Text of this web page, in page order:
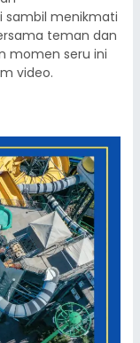
sambil menikmati
teman dan
momen seru ini
video.​